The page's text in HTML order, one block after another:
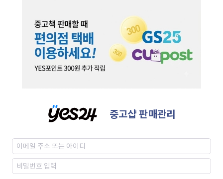
중고샵 판매관리